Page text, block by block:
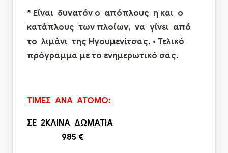
* Eίναι δυνατόν ο απόπλους η και ο
κατάπλους των πλοίων, να γίνει από
το λιμάνι της Ηγουμενίτσας. • Τελικό
πρόγραμμα με το ενημερωτικό σας.
ΤΙΜΕΣ ΑΝΑ ΑΤΟΜΟ:
ΣΕ 2ΚΛΙΝΑ ΔΩΜΑΤΙΑ
985 €